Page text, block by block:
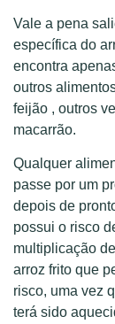
Vale a pena
específica do
encontra
outros
feijão , outros
macarrão.
Qualquer
passe por um
depois de
possui o risco
multiplicação
arroz frito que
risco, uma vez
terá sido